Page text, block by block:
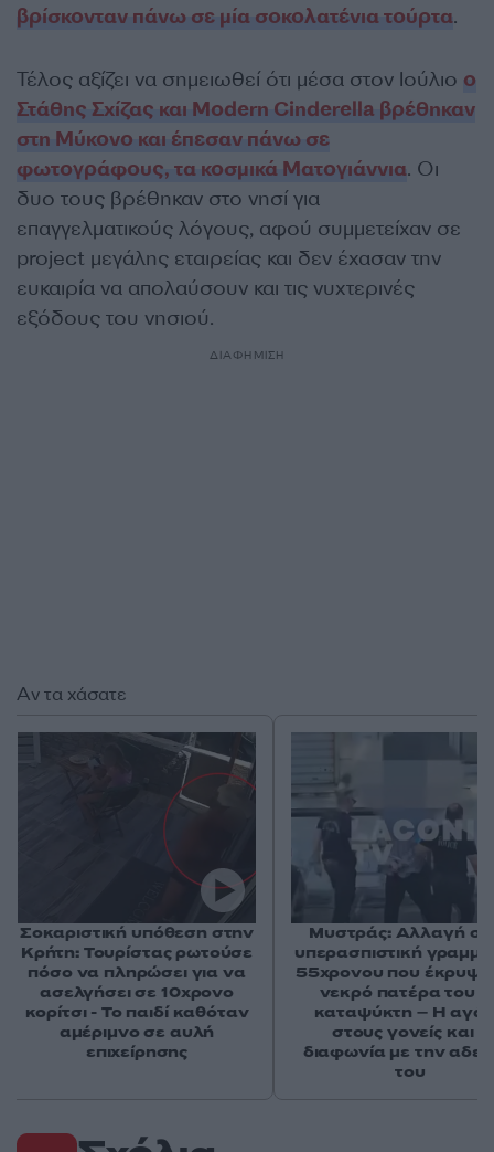
βρίσκονταν πάνω σε μία σοκολατένια τούρτα.
Τέλος αξίζει να σημειωθεί ότι μέσα στον Ιούλιο ο
Στάθης Σχίζας και Modern Cinderella βρέθηκαν
στη Μύκονο και έπεσαν πάνω σε
φωτογράφους, τα κοσμικά Ματογιάννια. Οι
δυο τους βρέθηκαν στο νησί για
επαγγελματικούς λόγους, αφού συμμετείχαν σε
project μεγάλης εταιρείας και δεν έχασαν την
ευκαιρία να απολαύσουν και τις νυχτερινές
εξόδους του νησιού.
ΔΙΑΦΗΜΙΣΗ
Αν τα χάσατε
Σοκαριστική υπόθεση στην
Κρήτη: Τουρίστας ρωτούσε
πόσο να πληρώσει για να
ασελγήσει σε 10χρονο
κορίτσι - Το παιδί καθόταν
αμέριμνο σε αυλή
επιχείρησης
Μυστράς: Αλλαγή
υπερασπιστική
55χρονου που έκρυψε
νεκρό πατέρα του
καταψύκτη – Η
στους γονείς και η
διαφωνία με την
του